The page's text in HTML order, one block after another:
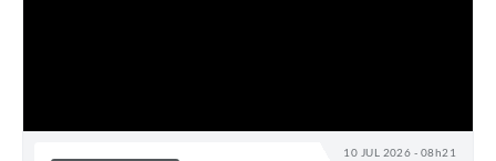
10 JUL 2026 - 08h21